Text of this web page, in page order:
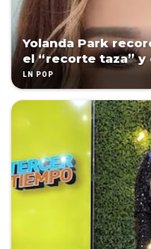
Yolanda Park
el “recorte taza”
LN POP